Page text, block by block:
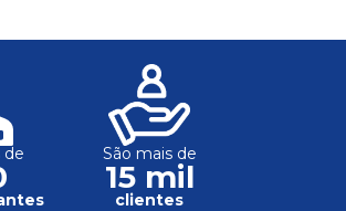
de São mais de
15 mil
clientes